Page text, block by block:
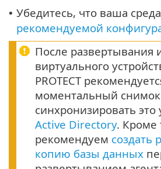
• Убедитесь, что ваша
рекомендуемой
После развертывания
виртуального
PROTECT
моментальный
синхронизировать это
Active Directory. Кроме
рекомендуем создать
копию базы данных